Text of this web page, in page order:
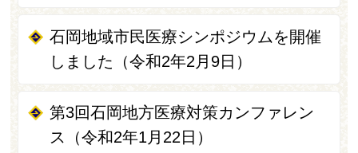
石岡地域市民医療シンポジウムを開催
しました（令和2年2月9日）
第3回石岡地方医療対策カンファレン
ス（令和2年1月22日）